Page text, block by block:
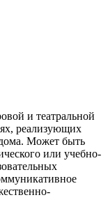
и театральной
реализующих
Может быть
или учебно-